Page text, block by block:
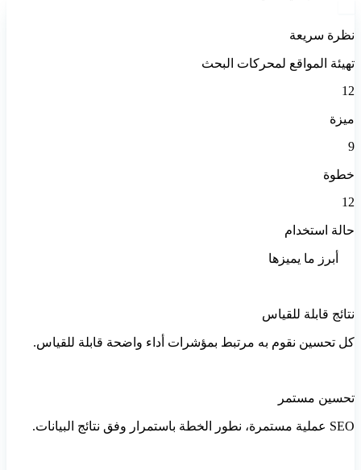
نظرة سريعة
تهيئة المواقع لمحركات البحث
12
ميزة
9
خطوة
12
حالة استخدام
أبرز ما يميزها
نتائج قابلة للقياس
كل تحسين نقوم به مرتبط بمؤشرات أداء واضحة قابلة للقياس.
تحسين مستمر
SEO عملية مستمرة، نطور الخطة باستمرار وفق نتائج البيانات.